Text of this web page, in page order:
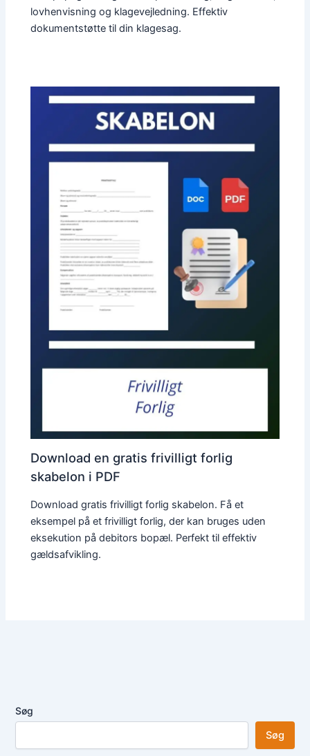
lovhenvisning og klagevejledning. Effektiv
dokumentstøtte til din klagesag.
Download en gratis frivilligt forlig
skabelon i PDF
Download gratis frivilligt forlig skabelon. Få et
eksempel på et frivilligt forlig, der kan bruges uden
eksekution på debitors bopæl. Perfekt til effektiv
gældsafvikling.
Søg
Søg